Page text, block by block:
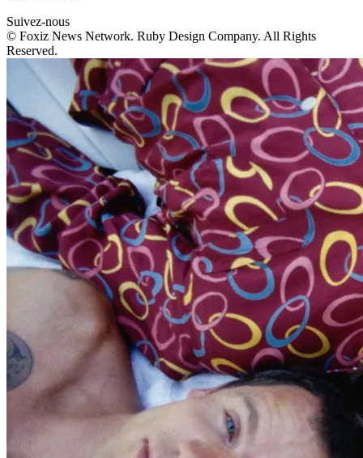
Suivez-nous
© Foxiz News Network. Ruby Design Company. All Rights
Reserved.